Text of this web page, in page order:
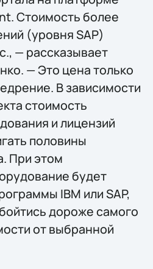
Стоимость более
(уровня SAP)
— рассказывает
— Это цена только
В зависимости
стоимость
и лицензий
половины
При этом
будет
IBM или SAP,
дороже самого
от выбранной